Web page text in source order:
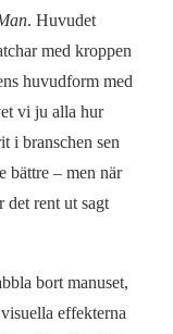
. Huvudet
med kroppen
huvudform med
vi ju alla hur
i branschen sen
bättre – men när
det rent ut sagt
bort manuset,
effekterna